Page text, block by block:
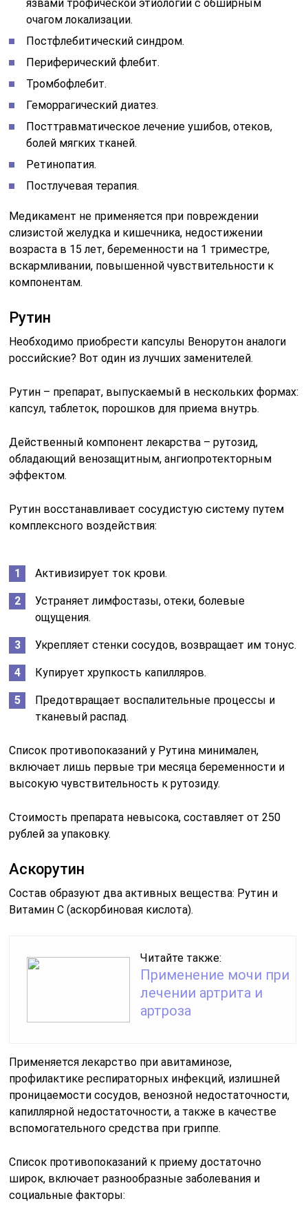
язвами трофической этиологии с обширным
очагом локализации.
Постфлебитический синдром.
Периферический флебит.
Тромбофлебит.
Геморрагический диатез.
Посттравматическое лечение ушибов, отеков,
болей мягких тканей.
Ретинопатия.
Постлучевая терапия.
Медикамент не применяется при повреждении
слизистой желудка и кишечника, недостижении
возраста в 15 лет, беременности на 1 триместре,
вскармливании, повышенной чувствительности к
компонентам.
Рутин
Необходимо приобрести капсулы Венорутон аналоги
российские? Вот один из лучших заменителей.
Рутин – препарат, выпускаемый в нескольких формах:
капсул, таблеток, порошков для приема внутрь.
Действенный компонент лекарства – рутозид,
обладающий венозащитным, ангиопротекторным
эффектом.
Рутин восстанавливает сосудистую систему путем
комплексного воздействия:
Активизирует ток крови.
Устраняет лимфостазы, отеки, болевые
ощущения.
Укрепляет стенки сосудов, возвращает им тонус.
Купирует хрупкость капилляров.
Предотвращает воспалительные процессы и
тканевый распад.
Список противопоказаний у Рутина минимален,
включает лишь первые три месяца беременности и
высокую чувствительность к рутозиду.
Стоимость препарата невысока, составляет от 250
рублей за упаковку.
Аскорутин
Состав образуют два активных вещества: Рутин и
Витамин С (аскорбиновая кислота).
Читайте также:
Применение мочи при
лечении артрита и
артроза
Применяется лекарство при авитаминозе,
профилактике респираторных инфекций, излишней
проницаемости сосудов, венозной недостаточности,
капиллярной недостаточности, а также в качестве
вспомогательного средства при гриппе.
Список противопоказаний к приему достаточно
широк, включает разнообразные заболевания и
социальные факторы: